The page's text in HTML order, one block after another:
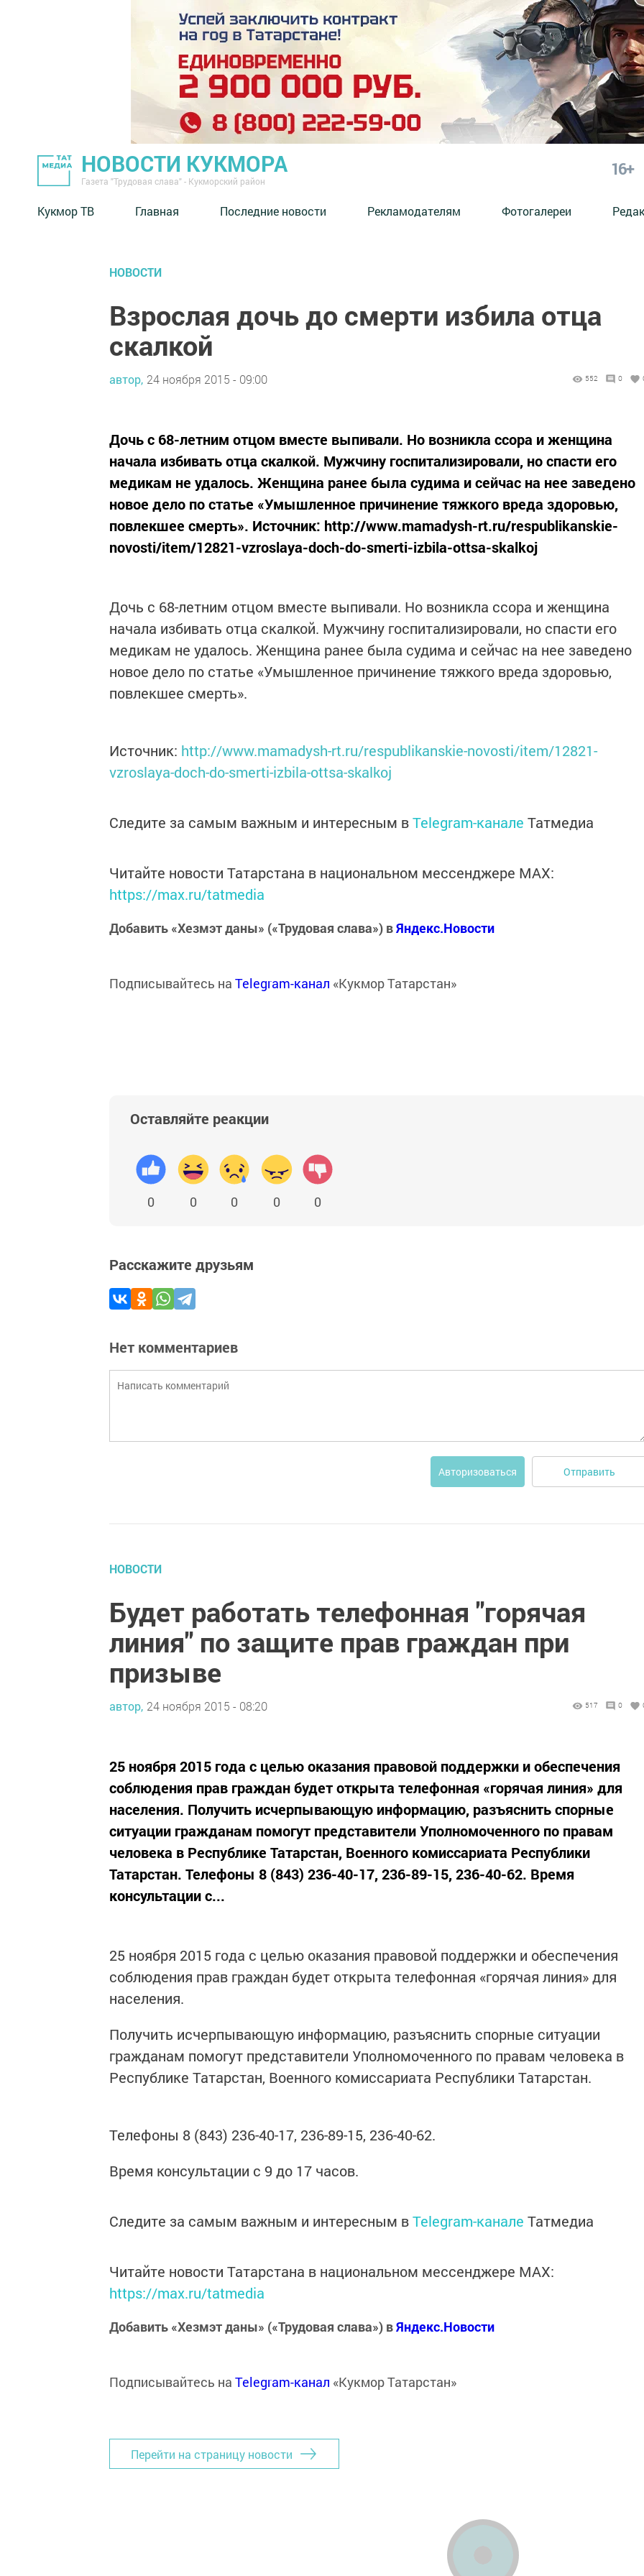
НОВОСТИ КУКМОРА
Газета "Трудовая слава" - Кукморский район
16+
Кукмор ТВ Главная Последние новости Рекламодателям Фотогалереи
НОВОСТИ
Взрослая дочь до смерти избила отца
скалкой
автор, 24 ноября 2015 - 09:00 552 0
Дочь с 68-летним отцом вместе выпивали. Но возникла ссора и женщина
начала избивать отца скалкой. Мужчину госпитализировали, но спасти его
медикам не удалось. Женщина ранее была судима и сейчас на нее заведено
новое дело по статье «Умышленное причинение тяжкого вреда здоровью,
повлекшее смерть». Источник: http://www.mamadysh-rt.ru/respublikanskie-
novosti/item/12821-vzroslaya-doch-do-smerti-izbila-ottsa-skalkoj
Дочь с 68-летним отцом вместе выпивали. Но возникла ссора и женщина
начала избивать отца скалкой. Мужчину госпитализировали, но спасти его
медикам не удалось. Женщина ранее была судима и сейчас на нее заведено
новое дело по статье «Умышленное причинение тяжкого вреда здоровью,
повлекшее смерть».
Источник: http://www.mamadysh-rt.ru/respublikanskie-novosti/item/12821-
vzroslaya-doch-do-smerti-izbila-ottsa-skalkoj
Следите за самым важным и интересным вTelegram-канале Татмедиа
Читайте новости Татарстана в национальном мессенджере MАХ:
https://max.ru/tatmedia
Добавить «Хезмэт даны» («Трудовая слава») вЯндекс.Новости
Подписывайтесь на Telegram-канал «Кукмор Татарстан»
Оставляйте реакции
0 0 0 0 0
Расскажите друзьям
Нет комментариев
Авторизоваться Отправить
НОВОСТИ
Будет работать телефонная "горячая
линия" по защите прав граждан при
призыве
автор, 24 ноября 2015 - 08:20 517 0
25 ноября 2015 года с целью оказания правовой поддержки и обеспечения
соблюдения прав граждан будет открыта телефонная «горячая линия» для
населения. Получить исчерпывающую информацию, разъяснить спорные
ситуации гражданам помогут представители Уполномоченного по правам
человека в Республике Татарстан, Военного комиссариата Республики
Татарстан. Телефоны 8 (843) 236-40-17, 236-89-15, 236-40-62. Время
консультации с...
25 ноября 2015 года с целью оказания правовой поддержки и обеспечения
соблюдения прав граждан будет открыта телефонная «горячая линия» для
населения.
Получить исчерпывающую информацию, разъяснить спорные ситуации
гражданам помогут представители Уполномоченного по правам человека в
Республике Татарстан, Военного комиссариата Республики Татарстан.
Телефоны 8 (843) 236-40-17, 236-89-15, 236-40-62.
Время консультации с 9 до 17 часов.
Следите за самым важным и интересным вTelegram-канале Татмедиа
Читайте новости Татарстана в национальном мессенджере MАХ:
https://max.ru/tatmedia
Добавить «Хезмэт даны» («Трудовая слава») вЯндекс.Новости
Подписывайтесь на Telegram-канал «Кукмор Татарстан»
Перейти на страницу новости